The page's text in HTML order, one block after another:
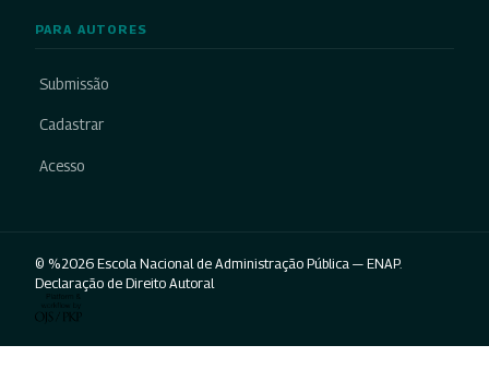
PARA AUTORES
Submissão
Cadastrar
Acesso
© %2026 Escola Nacional de Administração Pública — ENAP.
Declaração de Direito Autoral